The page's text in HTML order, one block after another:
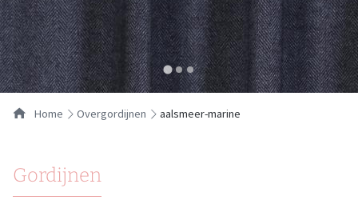
Home overgordijnen aalsmeer-marine
Gordijnen